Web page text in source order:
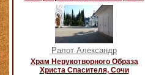
Ралот Александр
Храм Нерукотворного Образа
Христа Спасителя, Сочи